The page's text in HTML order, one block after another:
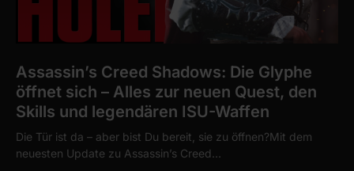
Assassin’s Creed Shadows: Die Glyphe
öffnet sich – Alles zur neuen Quest, den
Skills und legendären ISU-Waffen
Die Tür ist da – aber bist Du bereit, sie zu öffnen?Mit dem
neuesten Update zu Assassin’s Creed…